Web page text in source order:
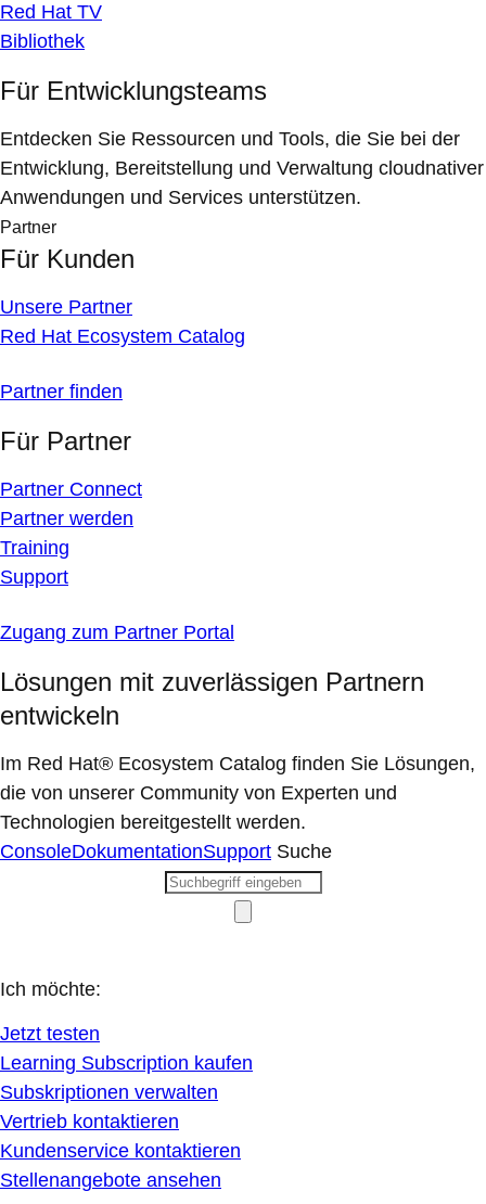
Red Hat TV
Bibliothek
Für Entwicklungsteams
Entdecken Sie Ressourcen und Tools, die Sie bei der
Entwicklung, Bereitstellung und Verwaltung cloudnativer
Anwendungen und Services unterstützen.
Partner
Für Kunden
Unsere Partner
Red Hat Ecosystem Catalog
Partner finden
Für Partner
Partner Connect
Partner werden
Training
Support
Zugang zum Partner Portal
Lösungen mit zuverlässigen Partnern
entwickeln
Im Red Hat® Ecosystem Catalog finden Sie Lösungen,
die von unserer Community von Experten und
Technologien bereitgestellt werden.
ConsoleDokumentationSupport Suche
Ich möchte:
Jetzt testen
Learning Subscription kaufen
Subskriptionen verwalten
Vertrieb kontaktieren
Kundenservice kontaktieren
Stellenangebote ansehen